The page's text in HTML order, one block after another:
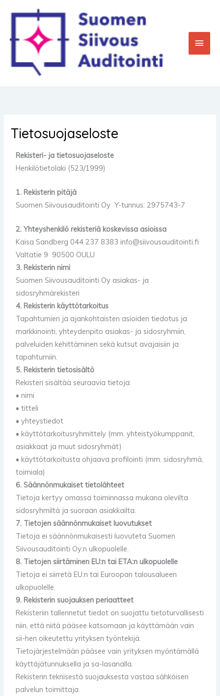
sisältöön
Tietosuojaseloste
Rekisteri- ja tietosuojaseloste
Henkilötietolaki (523/1999)
1. Rekisterin pitäjä
Suomen Siivousauditointi Oy Y-tunnus: 2975743-7
2. Yhteyshenkilö rekisteriä koskevissa asioissa
Kaisa Sandberg 044 237 8383 info@siivousauditointi.fi
Valtatie 9 90500 OULU
3. Rekisterin nimi
Suomen Siivousauditointi Oy asiakas- ja
sidosryhmärekisteri
4. Rekisterin käyttötarkoitus
Tapahtumien ja ajankohtaisten asioiden tiedotus ja
markkinointi, yhteydenpito asiakas- ja sidosryhmiin,
palveluiden kehittäminen sekä kutsut avajaisiin ja
tapahtumiin.
5. Rekisterin tietosisältö
Rekisteri sisältää seuraavia tietoja:
• nimi
• titteli
• yhteystiedot
• käyttötarkoitusryhmittely (mm. yhteistyökumppanit,
asiakkaat ja muut sidosryhmät)
• käyttötarkoitusta ohjaava profilointi (mm. sidosryhmä,
toimiala)
6. Säännönmukaiset tietolähteet
Tietoja kertyy omassa toiminnassa mukana olevilta
sidosryhmiltä ja suoraan asiakkailta.
7. Tietojen säännönmukaiset luovutukset
Tietoja ei säännönmukaisesti luovuteta Suomen
Siivousauditointi Oy:n ulkopuolelle.
8. Tietojen siirtäminen EU:n tai ETA:n ulkopuolelle
Tietoja ei siirretä EU:n tai Euroopan talousalueen
ulkopuolelle.
9. Rekisterin suojauksen periaatteet
Rekisteriin tallennetut tiedot on suojattu tietoturvallisesti
niin, että niitä pääsee katsomaan ja käyttämään vain
sii-hen oikeutettu yrityksen työntekijä.
Tietojärjestelmään pääsee vain yrityksen myöntämällä
käyttäjätunnuksella ja sa-lasanalla.
Rekisterin teknisestä suojauksesta vastaa sähköisen
palvelun toimittaja.